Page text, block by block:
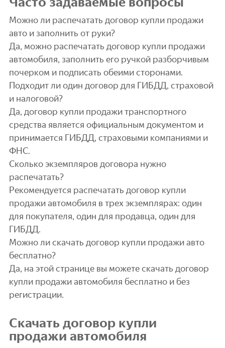
Можно ли распечатать договор купли продажи
авто и заполнить от руки?
Да, можно распечатать договор купли продажи
автомобиля, заполнить его ручкой разборчивым
почерком и подписать обеими сторонами.
Подходит ли один договор для ГИБДД, страховой
и налоговой?
Да, договор купли продажи транспортного
средства является официальным документом и
принимается ГИБДД, страховыми компаниями и
ФНС.
Сколько экземпляров договора нужно
распечатать?
Рекомендуется распечатать договор купли
продажи автомобиля в трех экземплярах: один
для покупателя, один для продавца, один для
ГИБДД.
Можно ли скачать договор купли продажи авто
бесплатно?
Да, на этой странице вы можете скачать договор
купли продажи автомобиля бесплатно и без
регистрации.
Скачать договор купли
продажи автомобиля